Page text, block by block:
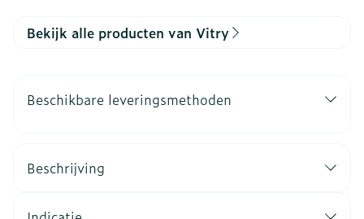
Bekijk alle producten van Vitry
Beschikbare leveringsmethoden
Beschrijving